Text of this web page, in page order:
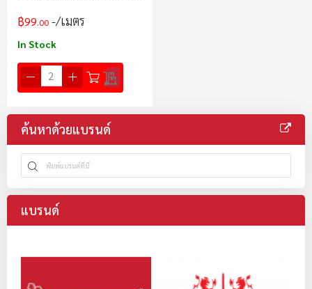
฿99.00 /เมตร
In Stock
ค้นหาด้วยแบรนด์
แบรนด์